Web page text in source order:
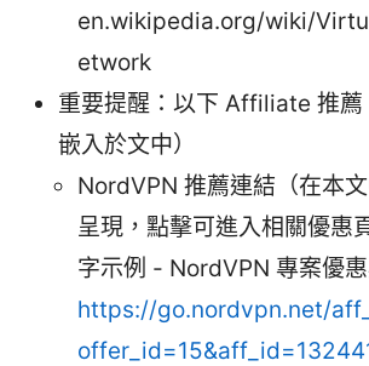
en.wikipedia.org/wiki/
etwork
重要提醒：以下 Affiliate 推薦
嵌入於文中）
NordVPN 推薦連結（在本
呈現，點擊可進入相關優惠
字示例 - NordVPN 專案優惠
https://go.nordvpn.net/